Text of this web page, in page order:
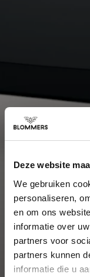
Deze website
We gebruiken
personaliseren,
en om ons
informatie over
partners voor
partners kunnen
informatie die u